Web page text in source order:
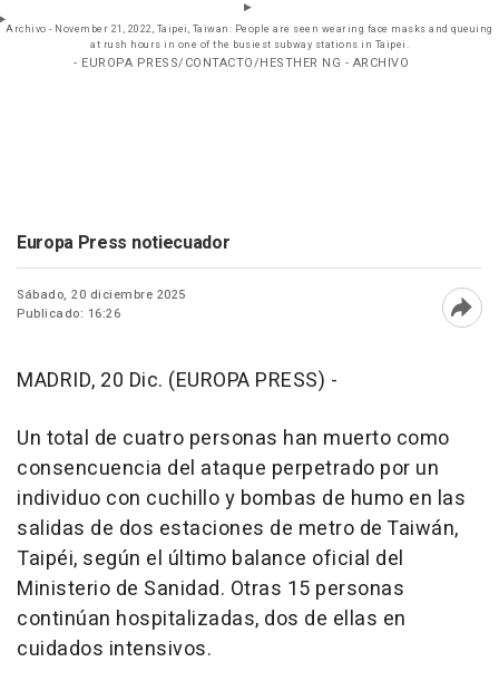
Archivo - November 21, 2022, Taipei, Taiwan: People are seen wearing face masks and queuing
at rush hours in one of the busiest subway stations in Taipei.
- EUROPA PRESS/CONTACTO/HESTHER NG - ARCHIVO
Europa Press notiecuador
Sábado, 20 diciembre 2025
Publicado: 16:26
MADRID, 20 Dic. (EUROPA PRESS) -
Un total de cuatro personas han muerto como
consencuencia del ataque perpetrado por un
individuo con cuchillo y bombas de humo en las
salidas de dos estaciones de metro de Taiwán,
Taipéi, según el último balance oficial del
Ministerio de Sanidad. Otras 15 personas
continúan hospitalizadas, dos de ellas en
cuidados intensivos.